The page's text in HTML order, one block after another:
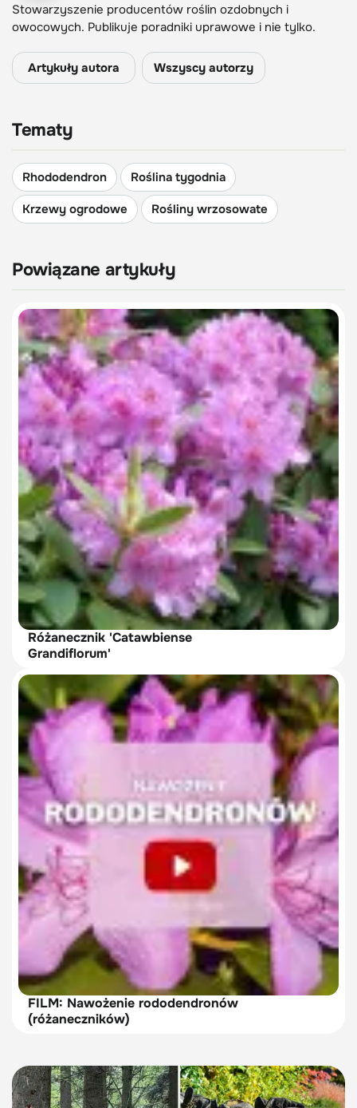
Stowarzyszenie producentów roślin ozdobnych i
owocowych. Publikuje poradniki uprawowe i nie tylko.
Artykuły autora Wszyscy autorzy
Tematy
Rhododendron
Roślina tygodnia
Krzewy ogrodowe
Rośliny wrzosowate
Powiązane artykuły
Różanecznik 'Catawbiense
Grandiflorum'
FILM: Nawożenie rododendronów
(różaneczników)